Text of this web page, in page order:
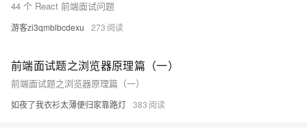
44 个 React 前端面试问题
游客zi3qmblbcdexu 273
前端面试题之浏览器原理篇（一）
前端面试题之浏览器原理篇（一）
如夜了我衣衫太薄便归家靠路灯 383